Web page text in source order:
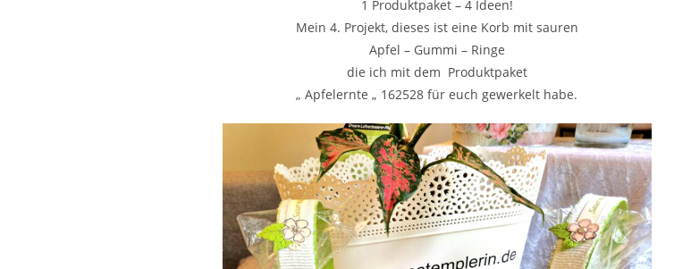
1 Produktpaket – 4 Ideen!
Mein 4. Projekt, dieses ist eine Korb mit sauren
Apfel – Gummi – Ringe
die ich mit dem Produktpaket
„ Apfelernte „ 162528 für euch gewerkelt habe.